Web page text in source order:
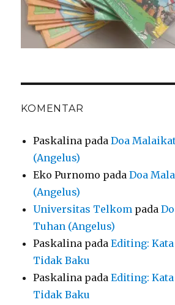
KOMENTAR
Paskalina padaDoa
(Angelus)
Eko Purnomo padaDoa
(Angelus)
Universitas Telkom pada
Tuhan (Angelus)
Paskalina padaEditing:
Tidak Baku
Paskalina padaEditing:
Tidak Baku